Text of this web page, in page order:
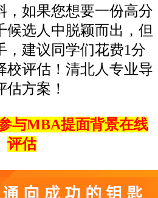
，如果您想要一份高分
候选人中脱颖而出，但
，建议同学们花费1分
校评估！清北人专业导
方案！
与MBA提面背景在线
评估